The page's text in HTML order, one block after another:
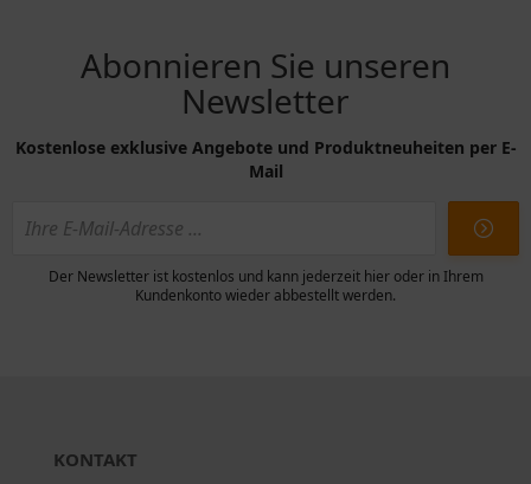
Abonnieren Sie unseren
Newsletter
Kostenlose exklusive Angebote und Produktneuheiten per E-
Mail
Der Newsletter ist kostenlos und kann jederzeit hier oder in Ihrem
Kundenkonto wieder abbestellt werden.
KONTAKT